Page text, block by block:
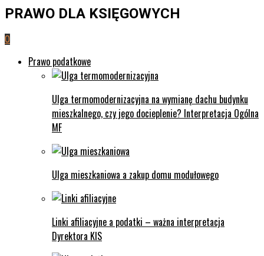
PRAWO DLA KSIĘGOWYCH
0
Prawo podatkowe
Ulga termomodernizacyjna na wymianę dachu budynku
mieszkalnego, czy jego docieplenie? Interpretacja Ogólna
MF
Ulga mieszkaniowa a zakup domu modułowego
Linki afiliacyjne a podatki – ważna interpretacja
Dyrektora KIS